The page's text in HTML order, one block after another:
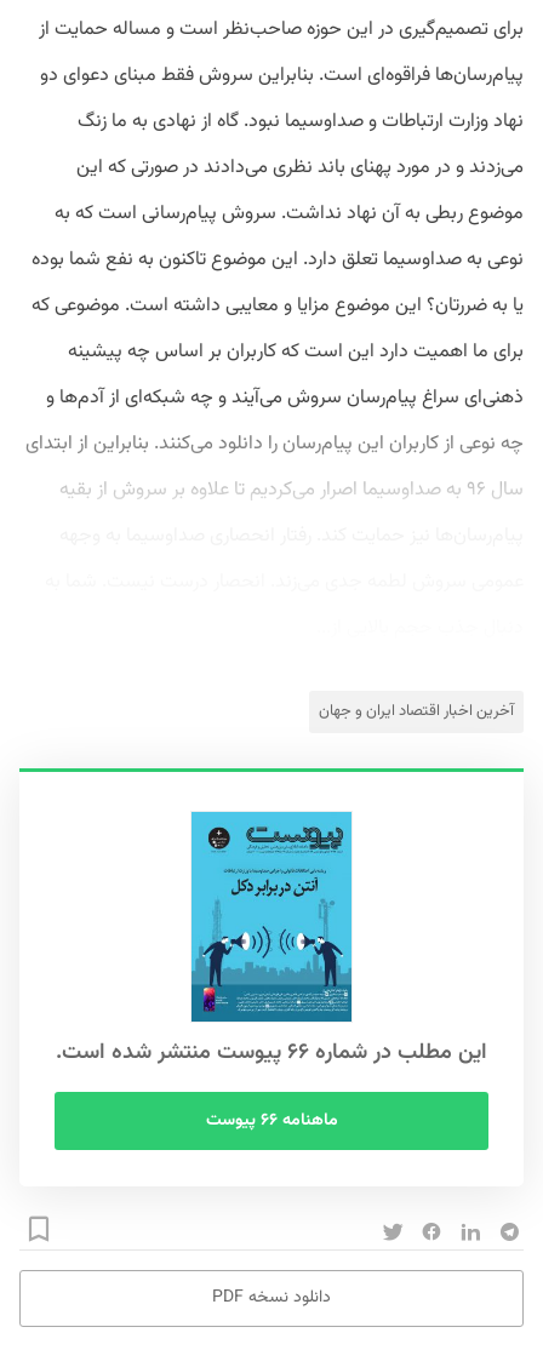
برای تصمیم‌گیری در این حوزه صاحب‌نظر است و مساله حمایت از
پیام‌رسان‌ها فراقوه‌ای است. بنابراین سروش فقط مبنای دعوای دو
نهاد وزارت ارتباطات و صداوسیما نبود. گاه از نهادی به ما زنگ
می‌زدند و در مورد پهنای باند نظری می‌دادند در صورتی که این
موضوع ربطی به آن نهاد نداشت. سروش پیام‌رسانی است که به
نوعی به صداوسیما تعلق دارد. این موضوع تاکنون به نفع شما بوده
یا به ضررتان؟ این موضوع مزایا و معایبی داشته است. موضوعی که
برای ما اهمیت دارد این است که کاربران بر اساس چه پیشینه
ذهنی‌ای سراغ پیام‌رسان سروش می‌آیند و چه شبکه‌ای از آدم‌ها و
چه نوعی از کاربران این پیام‌رسان را دانلود می‌کنند. بنابراین از ابتدای
سال ۹۶ به صداوسیما اصرار می‌کردیم تا علاوه بر سروش از بقیه
آخرین اخبار اقتصاد ایران و جهان
این مطلب در شماره ۶۶ پیوست منتشر شده است.
ماهنامه ۶۶ پیوست
دانلود نسخه PDF